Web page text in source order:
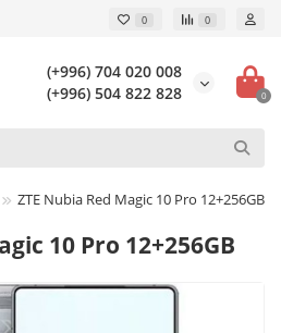
0 0
(+996) 704 020 008
(+996) 504 822 828
0
ZTE Nubia Red Magic 10 Pro 12+256GB
10 Pro 12+256GB